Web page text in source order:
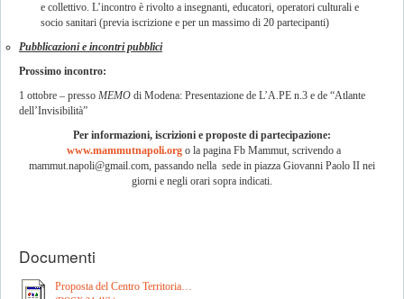
e collettivo. L’incontro è rivolto a insegnanti, educatori, operatori culturali e
socio sanitari (previa iscrizione e per un massimo di 20 partecipanti)
Pubblicazioni e incontri pubblici
Prossimo incontro:
1 ottobre – presso MEMO di Modena: Presentazione de L’A.PE n.3 e de “Atlante
dell’Invisibilità”
Per informazioni, iscrizioni e proposte di partecipazione:
www.mammutnapoli.orgo la pagina Fb Mammut, scrivendo a
mammut.napoli@gmail.com, passando nella sede in piazza Giovanni Paolo II nei
giorni e negli orari sopra indicati.
Documenti
Proposta del Centro Territoria…